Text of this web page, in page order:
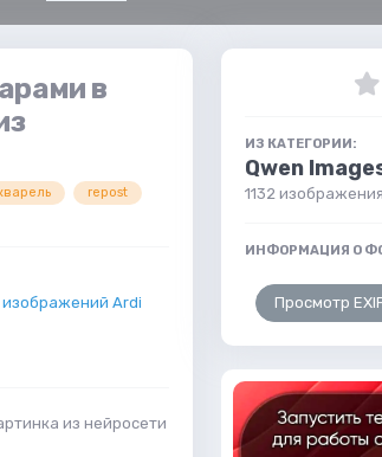
в
repost
Ardi
из нейросети
ИЗ КАТЕГОРИИ:
Qwen
1132 изображения
ИНФОРМАЦИЯ О
Просмотр